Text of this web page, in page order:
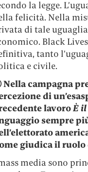
la legge.
felicità. Nella
di tale
Black
tanto
e civile.
Nella campagna
di
lavoroÈ
sempre
giudica il ruolo
media sono